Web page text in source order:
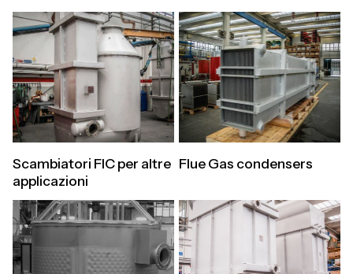
Scambiatori FIC per altre
applicazioni
Flue Gas condensers